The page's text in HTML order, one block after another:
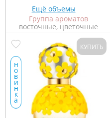
Ещё объемы
Группа ароматов
восточные, цветочные
КУПИТЬ
н
о
в
и
н
к
а